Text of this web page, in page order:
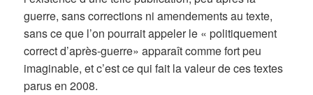
guerre, sans corrections ni amendements au texte,
sans ce que l’on pourrait appeler le « politiquement
correct d’après-guerre» apparaît comme fort peu
imaginable, et c’est ce qui fait la valeur de ces textes
parus en 2008.